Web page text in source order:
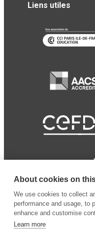
Liens utiles
About cookies on
We use cookies to collect
performance and usage, to
enhance and customise
Learn more